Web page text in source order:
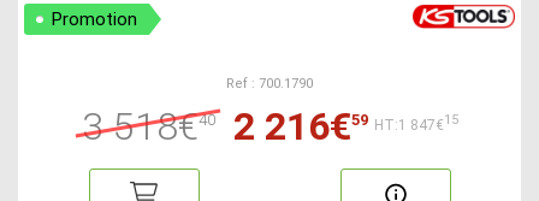
Promotion
Ref : 700.1790
3 518€40 2 216€59 HT:1 847€15